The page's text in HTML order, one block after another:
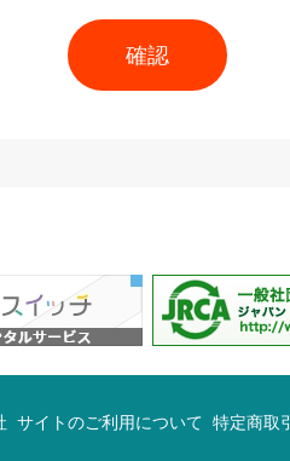
サイトのご利用について 特定商取